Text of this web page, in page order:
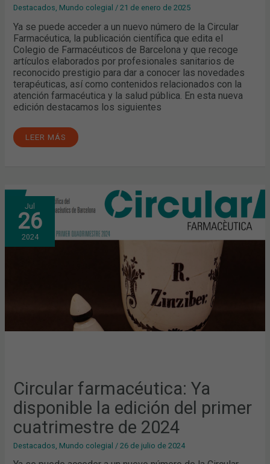
Destacados Mundo colegial /21 de enero de 2025
Ya se puede acceder a un nuevo número de la Circular
Farmacéutica, la publicación científica que edita el
Colegio de Farmacéuticos de Barcelona y que recoge
artículos elaborados por profesionales sanitarios de
reconocido prestigio para dar a conocer las novedades
terapéuticas, así como contenidos relacionados con la
atención farmacéutica y la salud pública. En esta nueva
edición destacamos los siguientes
LEER MÁS
Jul
26
2024
Circular farmacéutica: Ya
disponible la edición del primer
cuatrimestre de 2024
Destacados Mundo colegial /26 de julio de 2024
CIRCULAR
FARMACÉUTICA:
YA
DISPONIBLE
LA
EDICIÓN
DEL